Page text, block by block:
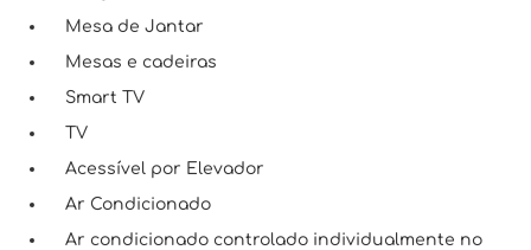
Mesa de Jantar
Mesas e cadeiras
Smart TV
TV
Acessível por Elevador
Ar Condicionado
Ar condicionado controlado individualmente no